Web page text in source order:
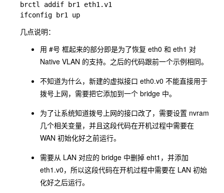
brctl addif br1 eth1.v1
几点说明：
用 #号 框起来的部分即是为了恢复 eth0 和 eth1 对
Native VLAN 的支持。之后的代码跟前一个示例相同。
不知道为什么，新建的虚拟接口 eth0.v0 不能直接用于
拨号上网，需要把它添加到一个 bridge 中。
为了让系统知道拨号上网的接口改了，需要设置 nvram
几个相关变量，并且这段代码在开机过程中需要在
WAN 初始化好之前运行。
需要从 LAN 对应的 bridge 中删掉 eht1，并添加
eth1.v0，所以这段代码在开机过程中需要在 LAN 初始
化好之后运行。